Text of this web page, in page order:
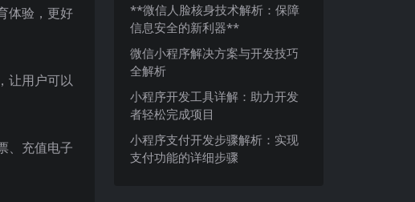
体验，更好
让用户可以
、充值电子
**微信人脸核身技术解析：保障
信息安全的新利器**
微信小程序解决方案与开发技巧
全解析
小程序开发工具详解：助力开发
者轻松完成项目
小程序支付开发步骤解析：实现
支付功能的详细步骤